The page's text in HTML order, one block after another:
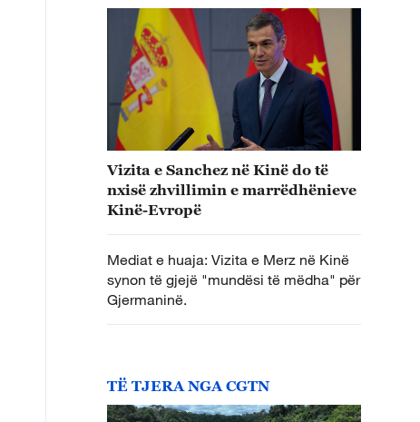
Vizita e Sanchez në Kinë do të
nxisë zhvillimin e marrëdhënieve
Kinë-Evropë
Mediat e huaja: Vizita e Merz në Kinë
synon të gjejë "mundësi të mëdha" për
Gjermaninë.
TË TJERA NGA CGTN